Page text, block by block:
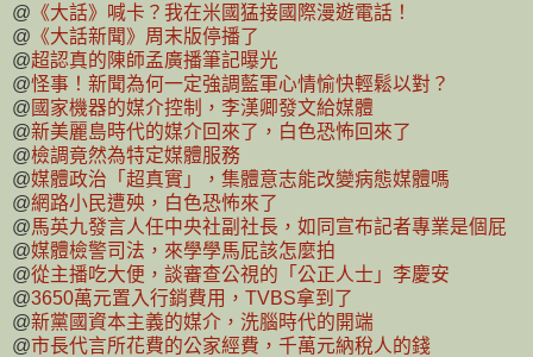
@ 《大話》喊卡？我在米國猛接國際漫遊電話！
@ 《大話新聞》周末版停播了
@超認真的陳師孟廣播筆記曝光
@怪事！新聞為何一定強調藍軍心情愉快輕鬆以對？
@ 國家機器的媒介控制，李漢卿發文給媒體
@新美麗島時代的媒介回來了，白色恐怖回來了
@檢調竟然為特定媒體服務
@媒體政治「超真實」，集體意志能改變病態媒體嗎
@網路小民遭殃，白色恐怖來了
@馬英九發言人任中央社副社長，如同宣布記者專業是個屁
@媒體檢警司法，來學學馬屁該怎麼拍
@從主播吃大便，談審查公視的「公正人士」李慶安
@3650萬元置入行銷費用，TVBS拿到了
@新黨國資本主義的媒介，洗腦時代的開端
@市長代言所花費的公家經費，千萬元納稅人的錢